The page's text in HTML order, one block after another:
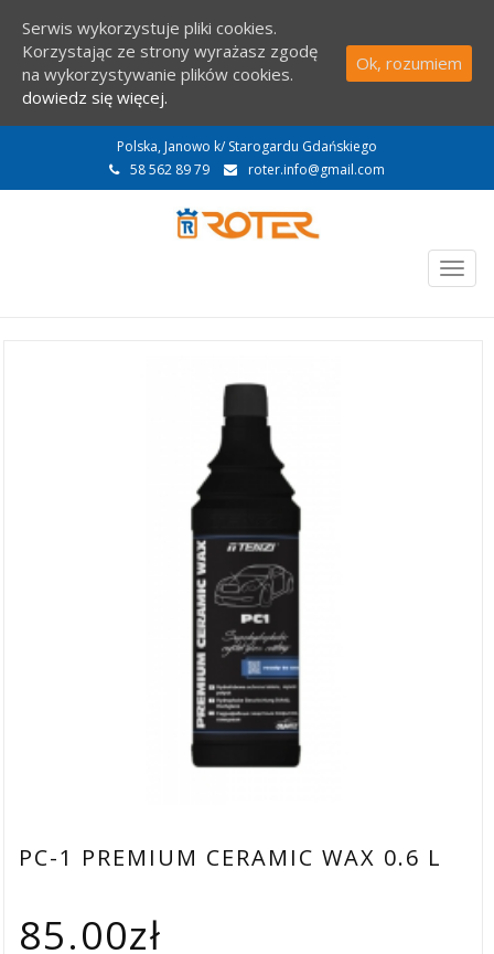
Polska, Janowo k/ Starogardu Gdańskiego
58 562 89 79
roter.info@gmail.com
PC-1 PREMIUM CERAMIC WAX 0.6 L
85.00zł
Serwis wykorzystuje pliki cookies.
Korzystając ze strony wyrażasz zgodę
na wykorzystywanie plików cookies.
dowiedz się więcej.
Ok, rozumiem